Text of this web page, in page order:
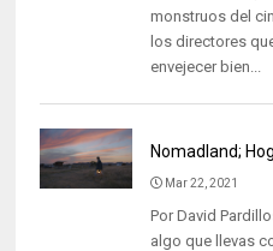
monstruos del
los directores
envejecer bien...
Nomadland;
Mar 22, 2021
Por David
algo que llevas